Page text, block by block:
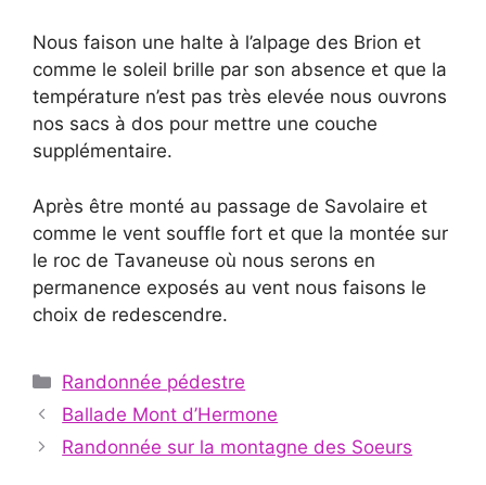
Nous faison une halte à l’alpage des Brion et
comme le soleil brille par son absence et que la
température n’est pas très elevée nous ouvrons
nos sacs à dos pour mettre une couche
supplémentaire.
Après être monté au passage de Savolaire et
comme le vent souffle fort et que la montée sur
le roc de Tavaneuse où nous serons en
permanence exposés au vent nous faisons le
choix de redescendre.
Catégories
Randonnée pédestre
Ballade Mont d’Hermone
Randonnée sur la montagne des Soeurs